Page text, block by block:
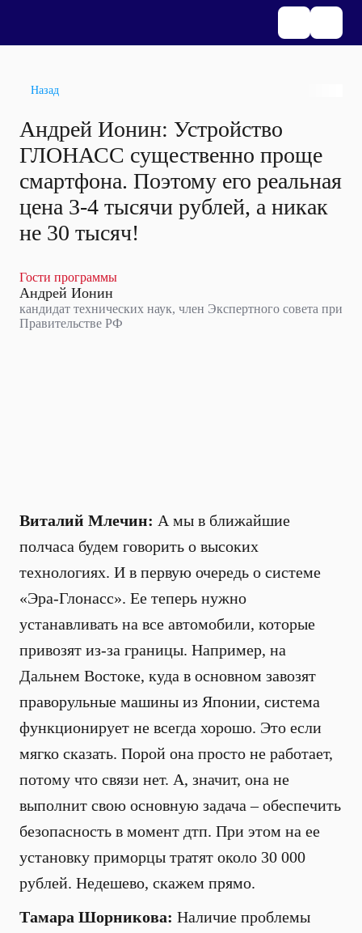
Назад
Андрей Ионин: Устройство
ГЛОНАСС существенно проще
смартфона. Поэтому его реальная
цена 3-4 тысячи рублей, а никак
не 30 тысяч!
Гости программы
Андрей Ионин
кандидат технических наук, член Экспертного совета при
Правительстве РФ
Виталий Млечин: А мы в ближайшие
полчаса будем говорить о высоких
технологиях. И в первую очередь о системе
«Эра-Глонасс». Ее теперь нужно
устанавливать на все автомобили, которые
привозят из-за границы. Например, на
Дальнем Востоке, куда в основном завозят
праворульные машины из Японии, система
функционирует не всегда хорошо. Это если
мягко сказать. Порой она просто не работает,
потому что связи нет. А, значит, она не
выполнит свою основную задача – обеспечить
безопасность в момент дтп. При этом на ее
установку приморцы тратят около 30 000
рублей. Недешево, скажем прямо.
Тамара Шорникова: Наличие проблемы